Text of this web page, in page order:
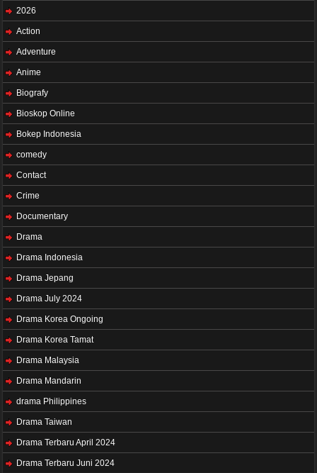
2026
Action
Adventure
Anime
Biografy
Bioskop Online
Bokep Indonesia
comedy
Contact
Crime
Documentary
Drama
Drama Indonesia
Drama Jepang
Drama July 2024
Drama Korea Ongoing
Drama Korea Tamat
Drama Malaysia
Drama Mandarin
drama Philippines
Drama Taiwan
Drama Terbaru April 2024
Drama Terbaru Juni 2024